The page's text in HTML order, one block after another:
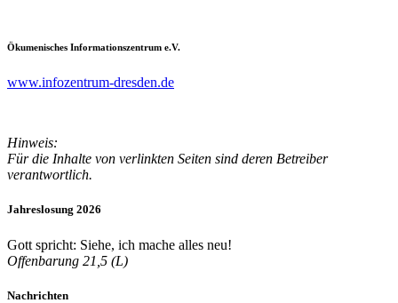
Ökumenisches Informationszentrum e.V.
www.infozentrum-dresden.de
Hinweis:
Für die Inhalte von verlinkten Seiten sind deren Betreiber
verantwortlich.
Jahreslosung 2026
Gott spricht: Siehe, ich mache alles neu!
Offenbarung 21,5 (L)
Nachrichten